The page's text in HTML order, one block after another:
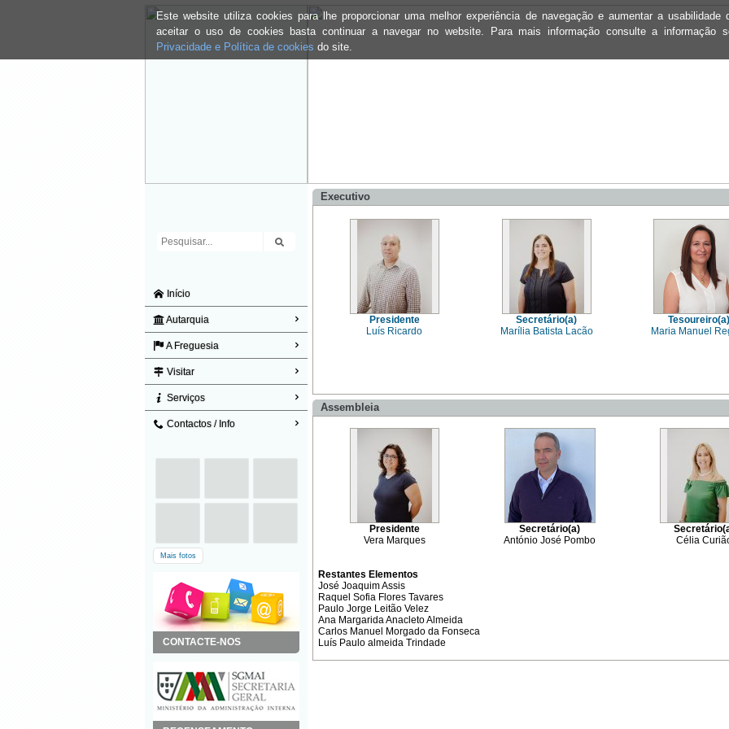
Este website utiliza cookies para lhe proporcionar uma melhor experiência de navegação e aumentar a usabilidade
aceitar o uso de cookies basta continuar a navegar no website. Para mais informação consulte a informação
Privacidade e Política de cookies do site.
Início
Autarquia
A Freguesia
Visitar
Serviços
Contactos / Info
Mais fotos
CONTACTE-NOS
Executivo
Presidente
Luís Ricardo
Secretário(a)
Marília Batista Lacão
Tesoureiro(a)
Maria Manuel
Assembleia
Presidente
Vera Marques
Secretário(a)
António José Pombo
Célia
Restantes Elementos
José Joaquim Assis
Raquel Sofia Flores Tavares
Paulo Jorge Leitão Velez
Ana Margarida Anacleto Almeida
Carlos Manuel Morgado da Fonseca
Luís Paulo almeida Trindade